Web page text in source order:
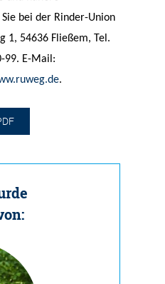
bei der Rinder-Union
1, 54636 Fließem, Tel.
99. E-Mail:
.